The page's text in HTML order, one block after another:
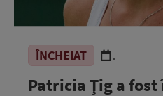
ÎNCHEIAT .
Patricia Ţig a